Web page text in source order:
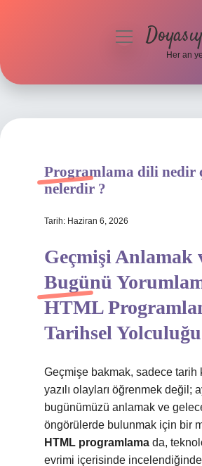
Hakkımızda
menüyü
Her an
Programlama dili nedir
nelerdir ?
Tarih: Haziran 6, 2026
Geçmişi Anlamak
Bugünü
HTML
Tarihsel Yolculuğu
Geçmişe bakmak, sadece tarih
yazılı olayları öğrenmek değil;
bugünümüzü anlamak ve
öngörülerde bulunmak için bir
HTML programlama da,
evrimi içerisinde